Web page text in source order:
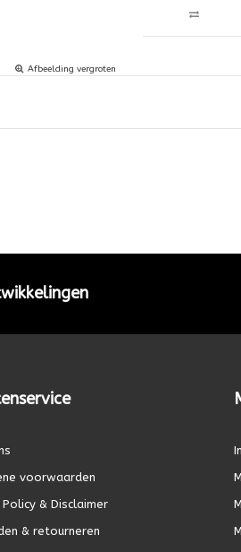
Afbeelding vergroten
voorwaarden
Policy & Disclaimer
& retourneren